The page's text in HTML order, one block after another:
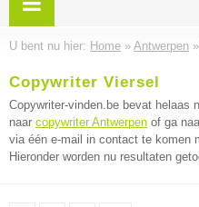
U bent nu hier: Home » Antwerpen »
Copywriter Viersel
Copywriter-vinden.be bevat helaas
naar copywriter Antwerpen of ga
via één e-mail in contact te komen
Hieronder worden nu resultaten